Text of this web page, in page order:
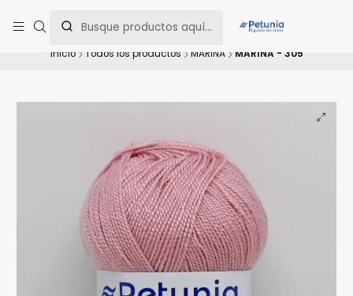
una asesoría personalizada.
Inicio Todos los productos MARINA MARINA - 305